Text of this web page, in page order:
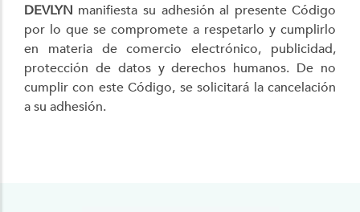
DEVLYN manifiesta su adhesión al presente Código
por lo que se compromete a respetarlo y cumplirlo
en materia de comercio electrónico, publicidad,
protección de datos y derechos humanos. De no
cumplir con este Código, se solicitará la cancelación
a su adhesión.